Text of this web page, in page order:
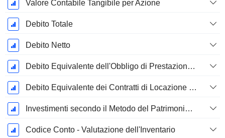
Valore Contabile Tangibile per Azione
Debito Totale
Debito Netto
Debito Equivalente dell'Obbligo di Prestazione Progettata Non Finanziata
Debito Equivalente dei Contratti di Locazione Operativi
Investimenti secondo il Metodo del Patrimonio Netto, Totale
Codice Conto - Valutazione dell'Inventario